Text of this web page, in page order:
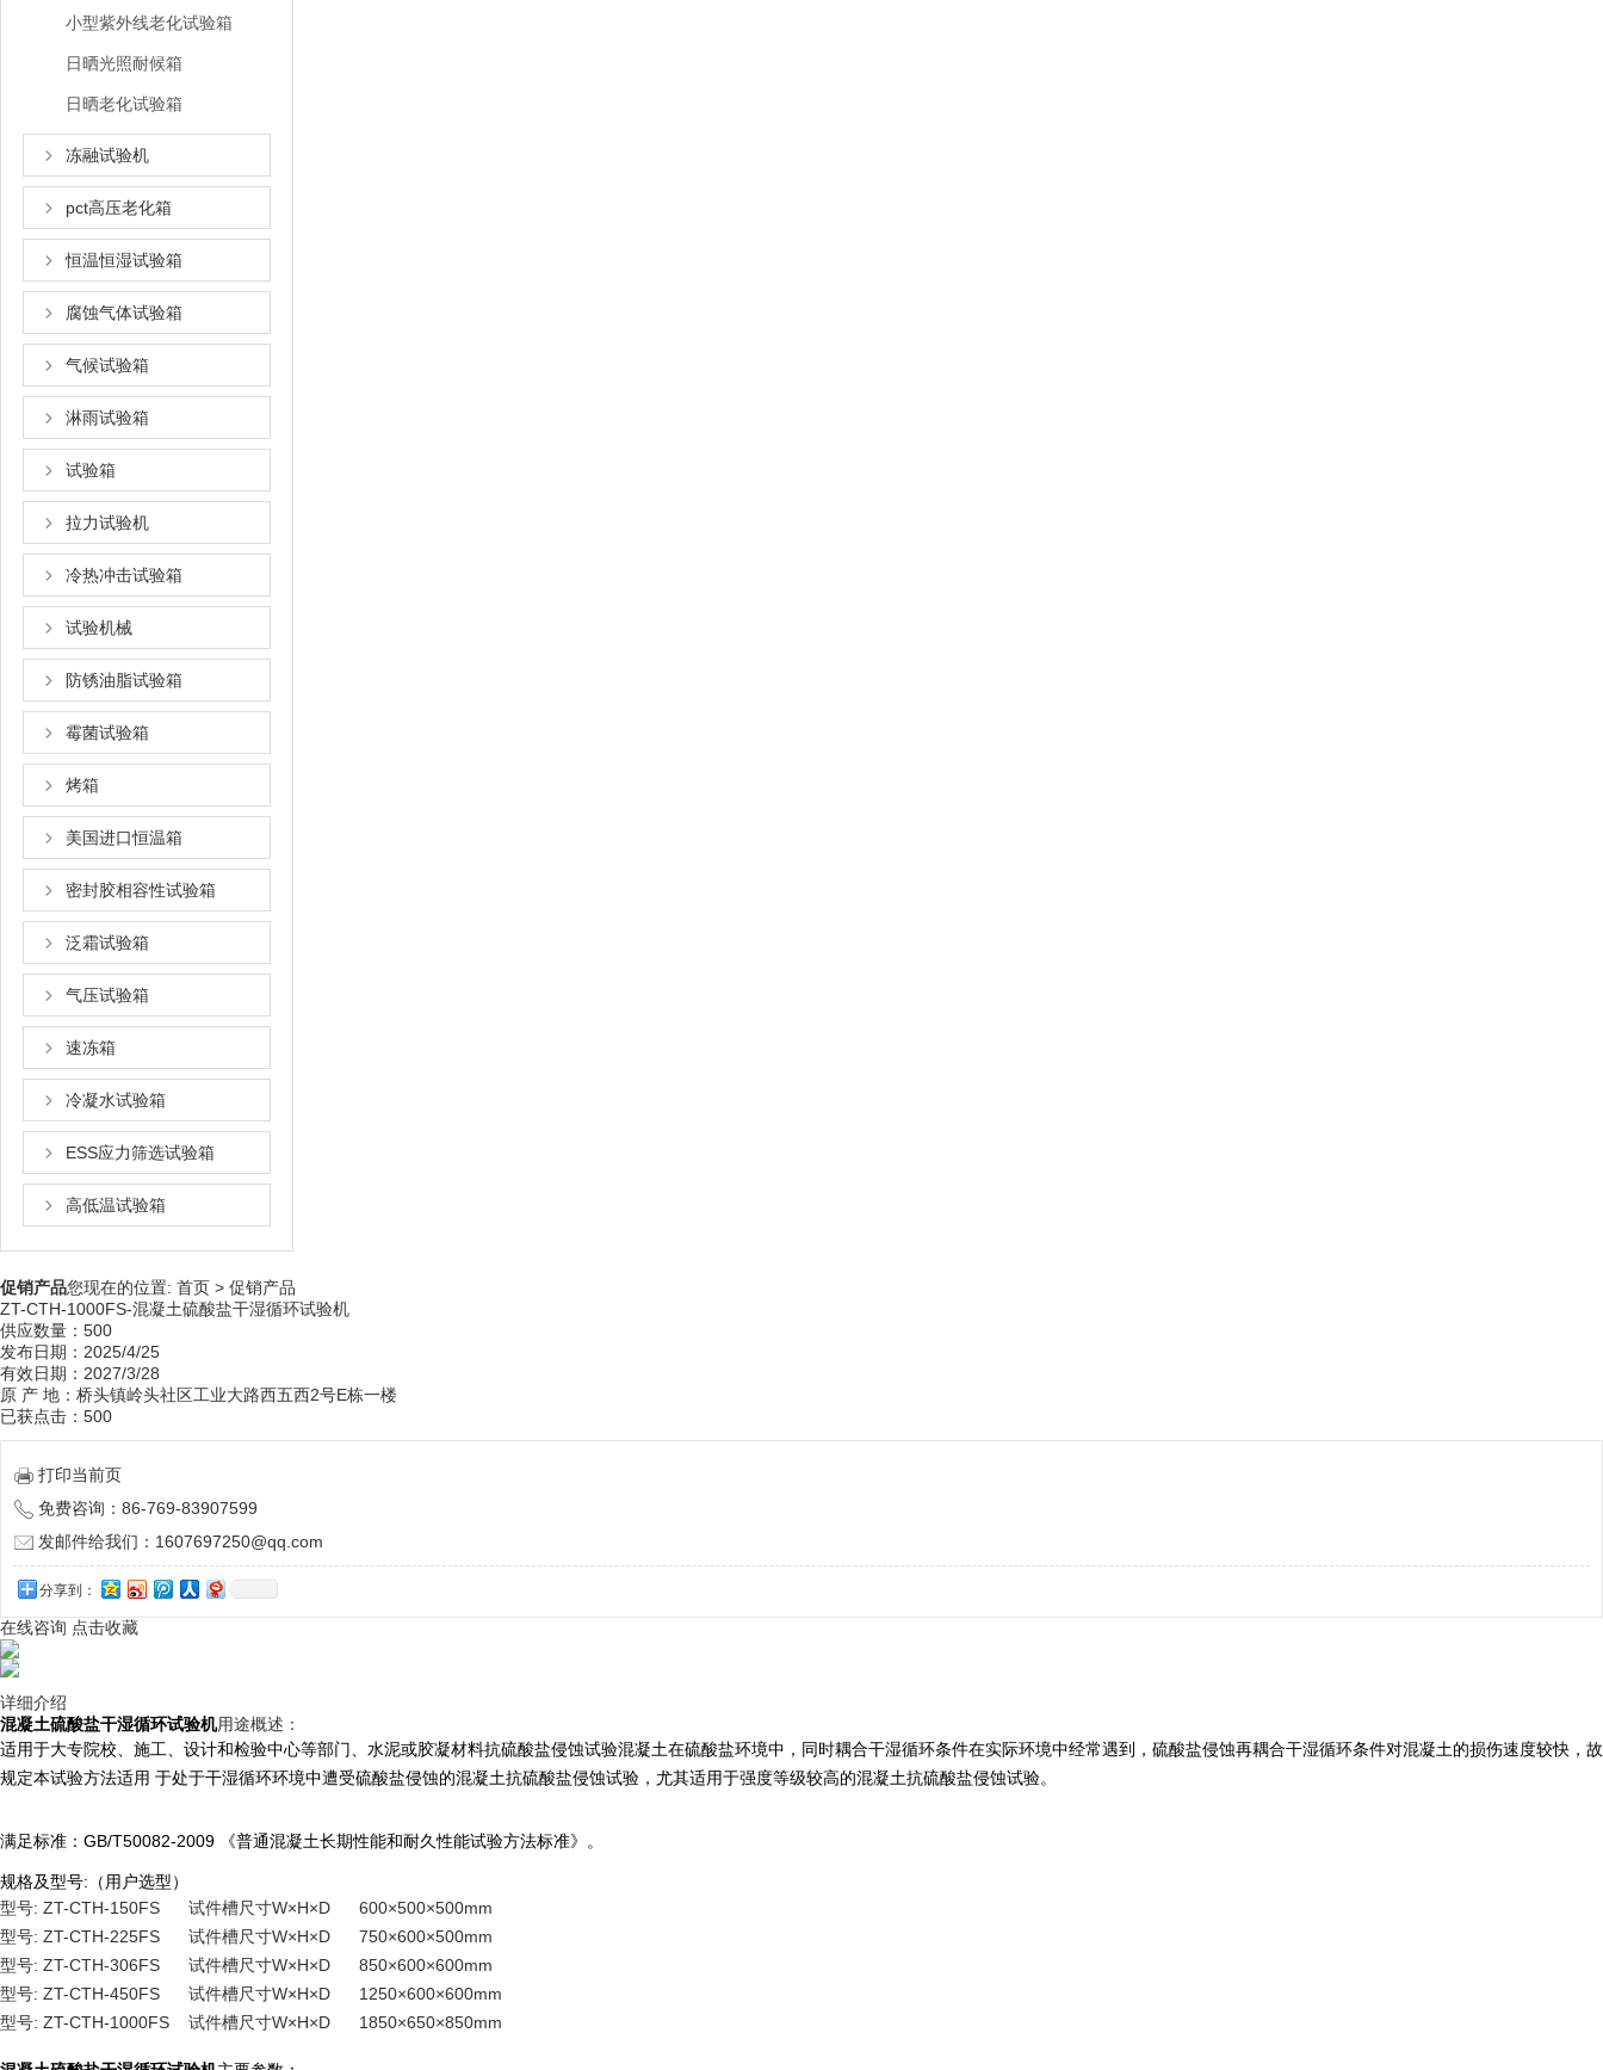
小型紫外线老化试验箱
日晒光照耐候箱
日晒老化试验箱
冻融试验机
pct高压老化箱
恒温恒湿试验箱
腐蚀气体试验箱
气候试验箱
淋雨试验箱
试验箱
拉力试验机
冷热冲击试验箱
试验机械
防锈油脂试验箱
霉菌试验箱
烤箱
美国进口恒温箱
密封胶相容性试验箱
泛霜试验箱
气压试验箱
速冻箱
冷凝水试验箱
ESS应力筛选试验箱
高低温试验箱
促销产品您现在的位置: 首页 > 促销产品
ZT-CTH-1000FS-混凝土硫酸盐干湿循环试验机
供应数量：500
发布日期：2025/4/25
有效日期：2027/3/28
原 产 地：桥头镇岭头社区工业大路西五西2号E栋一楼
已获点击：500
打印当前页
免费咨询：86-769-83907599
发邮件给我们：1607697250@qq.com
分享到：
在线咨询 点击收藏
详细介绍
混凝土硫酸盐干湿循环试验机用途概述：
适用于大专院校、施工、设计和检验中心等部门、水泥或胶凝材料抗硫酸盐侵蚀试验混凝土在硫酸盐环境中，同时耦合干湿循环条件在实际环境中经常遇到，硫酸盐侵蚀再耦合干湿循环条件对混凝土的损伤速度较快，故
规定本试验方法适用 于处于干湿循环环境中遭受硫酸盐侵蚀的混凝土抗硫酸盐侵蚀试验，尤其适用于强度等级较高的混凝土抗硫酸盐侵蚀试验。
满足标准：GB/T50082-2009 《普通混凝土长期性能和耐久性能试验方法标准》。
规格及型号:（用户选型）
型号: ZT-CTH-150FS 试件槽尺寸W×H×D 600×500×500mm
型号: ZT-CTH-225FS 试件槽尺寸W×H×D 750×600×500mm
型号: ZT-CTH-306FS 试件槽尺寸W×H×D 850×600×600mm
型号: ZT-CTH-450FS 试件槽尺寸W×H×D 1250×600×600mm
型号: ZT-CTH-1000FS 试件槽尺寸W×H×D 1850×650×850mm